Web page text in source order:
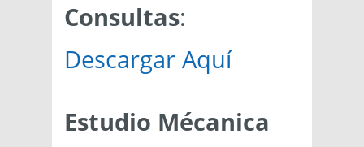
Consultas:
Descargar Aquí
Estudio Mécanica